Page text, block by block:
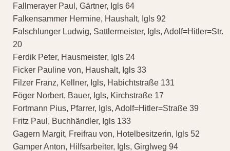
Fallmerayer Paul, Gärtner, Igls 64
Falkensammer Hermine, Haushalt, Igls 92
Falschlunger Ludwig, Sattlermeister, Igls, Adolf=Hitler=Str.
20
Ferdik Peter, Hausmeister, Igls 24
Ficker Pauline von, Haushalt, Igls 33
Filzer Franz, Kellner, Igls, Habichtstraße 131
Föger Norbert, Bauer, Igls, Kirchstraße 17
Fortmann Pius, Pfarrer, Igls, Adolf=Hitler=Straße 39
Fritz Paul, Buchhändler, Igls 133
Gagern Margit, Freifrau von, Hotelbesitzerin, Igls 52
Gamper Anton, Hilfsarbeiter, Igls, Girglweg 94